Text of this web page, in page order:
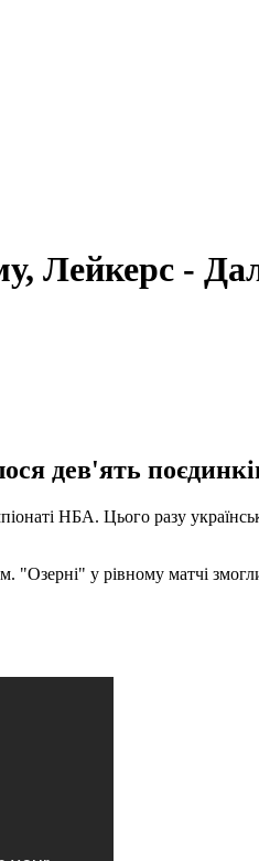
Лейкерс -
дев'ять
НБА. Цього разу
у рівному матчі